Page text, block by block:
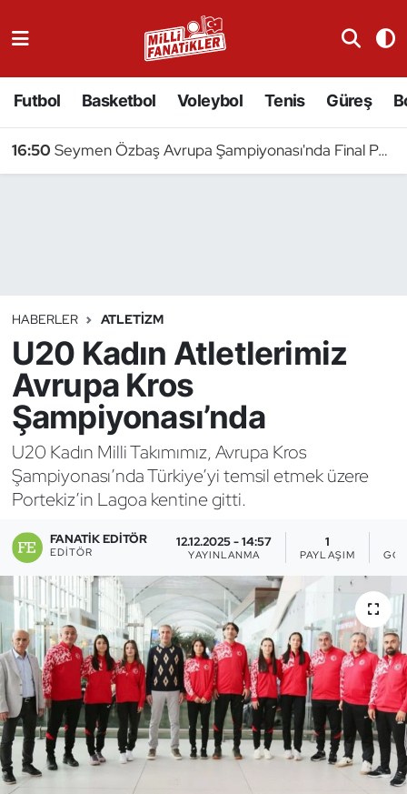
Futbol Basketbol Voleybol Tenis Güreş
16:50 Seymen Özbaş Avrupa Şampiyonası'nda Final Peşinde
HABERLER ATLETIZM
U20 Kadın Atletlerimiz
Avrupa Kros
Şampiyonası’nda
U20 Kadın Milli Takımımız, Avrupa Kros
Şampiyonası’nda Türkiye’yi temsil etmek üzere
Portekiz’in Lagoa kentine gitti.
FANATIK EDITÖR
EDITÖR
12.12.2025 - 14:57
YAYINLANMA
1
PAYLAŞIM
Badminton
Binicilik
Bisiklet
Bocce Bowling Dart
Boks
Briç
Buz Hokeyi
Buz Pateni
Çim Hokeyi
Cimnastik
Curling